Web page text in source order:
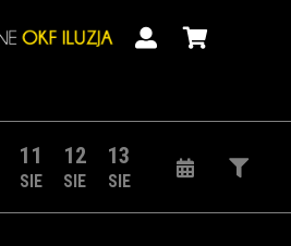
11
SIE
12
SIE
13
SIE